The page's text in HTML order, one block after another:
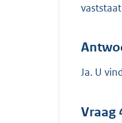
Ja. U
Vraag